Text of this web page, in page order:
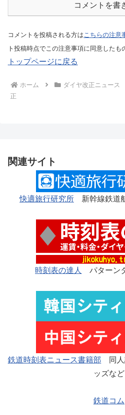
コメントを書
コメントを投稿される方は こちらの注意
ト投稿時点でこの注意事項に同意したも
トップページに戻る
ホーム ダイヤ改正ニュース
正
関連サイト
快適旅行研究所 新幹線鉄道
時刻表の達人 パターン
鉄道時刻表ニュース書籍部 同人
ッズなど
鉄道コム